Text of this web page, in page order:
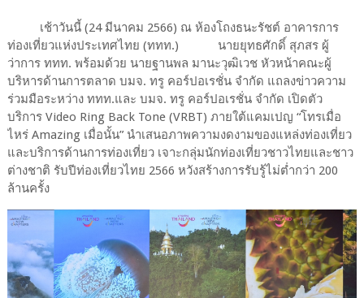
เช้าวันนี้ (24 มีนาคม 2566) ณ ห้องโถงธนะรัชต์ อาคารการ
ท่องเที่ยวแห่งประเทศไทย (ททท.) นายยุทธศักดิ์ สุภสร ผู้
ว่าการ ททท. พร้อมด้วย นายฐานพล มานะวุฒิเวช หัวหน้าคณะผู้
บริหารด้านการตลาด บมจ. ทรู คอร์ปอเรชั่น จำกัด แถลงข่าวความ
ร่วมมือระหว่าง ททท.และ บมจ. ทรู คอร์ปอเรชั่น จำกัด เปิดตัว
บริการ Video Ring Back Tone (VRBT) ภายใต้แคมเปญ “โทรเมื่อ
ไหร่ Amazing เมื่อนั้น” นำเสนอภาพความงดงามของแหล่งท่องเที่ยว
และบริการด้านการท่องเที่ยว เจาะกลุ่มนักท่องเที่ยวชาวไทยและชาว
ต่างชาติ รับปีท่องเที่ยวไทย 2566 หวังสร้างการรับรู้ไม่ต่ำกว่า 200
ล้านครั้ง